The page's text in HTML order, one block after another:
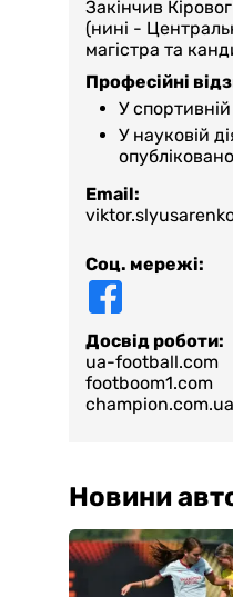
Закінчив
(нині -
магістра та
Професійні
У
У науковій
Email:
Соц. мережі:
Досвід роботи:
ua-football.com
footboom1.com
champion.com.ua
Новини